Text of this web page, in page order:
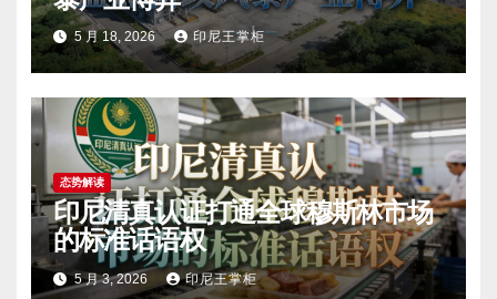
5 月 18, 2026 印尼王掌柜
态势解读
印尼清真认证打通全球穆斯林市场
的标准话语权
5 月 3, 2026 印尼王掌柜